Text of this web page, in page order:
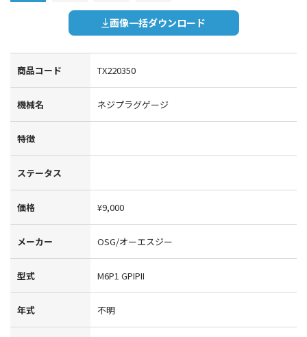
画像一括ダウンロード
商品コード TX220350
機械名 ネジプラグゲージ
特徴
ステータス
価格 ¥9,000
メーカー OSG/オーエスジー
型式 M6P1 GPIPII
年式 不明